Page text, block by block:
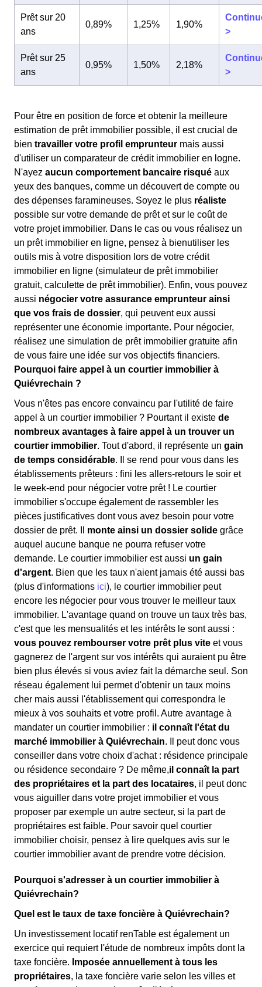
Prêt sur 20
ans
0,89% 1,25% 1,90%
>
Prêt sur 25
ans
0,95% 1,50% 2,18%
>
Pour être en position de force et obtenir la meilleure
estimation de prêt immobilier possible, il est crucial de
bien travailler votre profil emprunteur mais aussi
d'utiliser un comparateur de crédit immobilier en logne.
N'ayez aucun comportement bancaire risqué aux
yeux des banques, comme un découvert de compte ou
des dépenses faramineuses. Soyez le plus réaliste
possible sur votre demande de prêt et sur le coût de
votre projet immobilier. Dans le cas ou vous réalisez un
un prêt immobilier en ligne, pensez à bienutiliser les
outils mis à votre disposition lors de votre crédit
immobilier en ligne (simulateur de prêt immobilier
gratuit, calculette de prêt immobilier). Enfin, vous pouvez
aussi négocier votre assurance emprunteur ainsi
que vos frais de dossier, qui peuvent eux aussi
représenter une économie importante. Pour négocier,
réalisez une simulation de prêt immobilier gratuite afin
de vous faire une idée sur vos objectifs financiers.
Pourquoi faire appel à un courtier immobilier à
Quiévrechain ?
Vous n'êtes pas encore convaincu par l'utilité de faire
appel à un courtier immobilier ? Pourtant il existe de
nombreux avantages à faire appel à un trouver un
courtier immobilier. Tout d'abord, il représente un gain
de temps considérable. Il se rend pour vous dans les
établissements prêteurs : fini les allers-retours le soir et
le week-end pour négocier votre prêt ! Le courtier
immobilier s'occupe également de rassembler les
pièces justificatives dont vous avez besoin pour votre
dossier de prêt. Il monte ainsi un dossier solide grâce
auquel aucune banque ne pourra refuser votre
demande. Le courtier immobilier est aussi un gain
d'argent. Bien que les taux n'aient jamais été aussi bas
(plus d'informations ici), le courtier immobilier peut
encore les négocier pour vous trouver le meilleur taux
immobilier. L'avantage quand on trouve un taux très bas,
c'est que les mensualités et les intérêts le sont aussi :
vous pouvez rembourser votre prêt plus vite et vous
gagnerez de l'argent sur vos intérêts qui auraient pu être
bien plus élevés si vous aviez fait la démarche seul. Son
réseau également lui permet d'obtenir un taux moins
cher mais aussi l'établissement qui correspondra le
mieux à vos souhaits et votre profil. Autre avantage à
mandater un courtier immobilier : il connaît l'état du
marché immobilier à Quiévrechain. Il peut donc vous
conseiller dans votre choix d'achat : résidence principale
ou résidence secondaire ? De même,il connaît la part
des propriétaires et la part des locataires, il peut donc
vous aiguiller dans votre projet immobilier et vous
proposer par exemple un autre secteur, si la part de
propriétaires est faible. Pour savoir quel courtier
immobilier choisir, pensez à lire quelques avis sur le
courtier immobilier avant de prendre votre décision.
Pourquoi s'adresser à un courtier immobilier à
Quiévrechain?
Quel est le taux de taxe foncière à Quiévrechain?
Un investissement locatif renTable est également un
exercice qui requiert l'étude de nombreux impôts dont la
taxe foncière. Imposée annuellement à tous les
propriétaires, la taxe foncière varie selon les villes et